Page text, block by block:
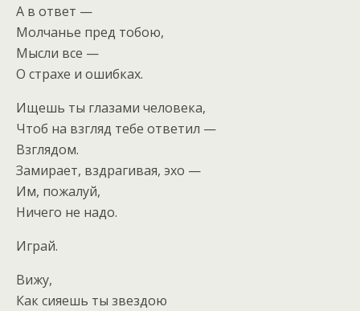
А в ответ —
Молчанье пред тобою,
Мысли все —
О страхе и ошибках.
Ищешь ты глазами человека,
Чтоб на взгляд тебе ответил —
Взглядом.
Замирает, вздрагивая, эхо —
Им, пожалуй,
Ничего не надо.
Играй.
Вижу,
Как сияешь ты звездою